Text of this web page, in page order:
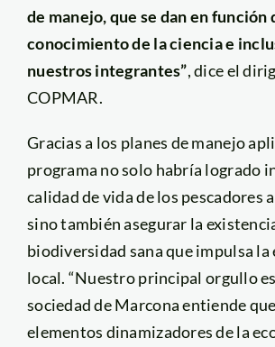
de manejo, que se dan en función
conocimiento de la ciencia e
nuestros integrantes”, dice el
COPMAR.
Gracias a los planes de manejo
programa no solo habría logrado
calidad de vida de los pescadores
sino también asegurar la
biodiversidad sana que impulsa la
local. “Nuestro principal orgullo
sociedad de Marcona entiende
elementos dinamizadores de la